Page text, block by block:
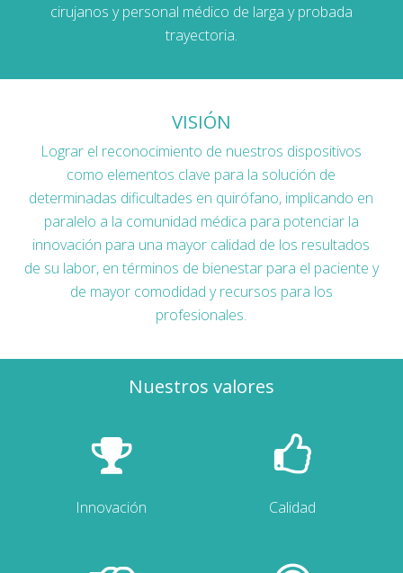
cirujanos y personal médico de larga y probada
trayectoria.
VISIÓN
Lograr el reconocimiento de nuestros dispositivos
como elementos clave para la solución de
determinadas dificultades en quirófano, implicando en
paralelo a la comunidad médica para potenciar la
innovación para una mayor calidad de los resultados
de su labor, en términos de bienestar para el paciente y
de mayor comodidad y recursos para los
profesionales.
Nuestros valores
Innovación Calidad